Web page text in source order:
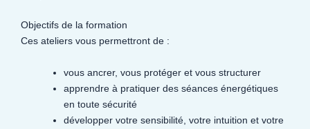
Objectifs de la formation
Ces ateliers vous permettront de :
vous ancrer, vous protéger et vous structurer
apprendre à pratiquer des séances énergétiques
en toute sécurité
développer votre sensibilité, votre intuition et votre